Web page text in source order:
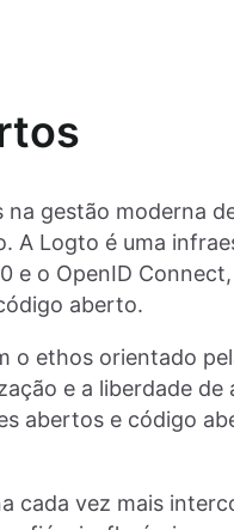
gestão moderna
A Logto é uma
e o OpenID
aberto.
o ethos orientado
e a liberdade
abertos e código
cada vez mais